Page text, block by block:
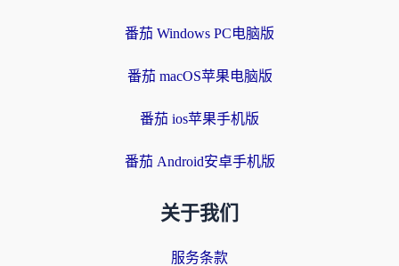
番茄 Windows PC电脑版
番茄 macOS苹果电脑版
番茄 ios苹果手机版
番茄 Android安卓手机版
关于我们
服务条款